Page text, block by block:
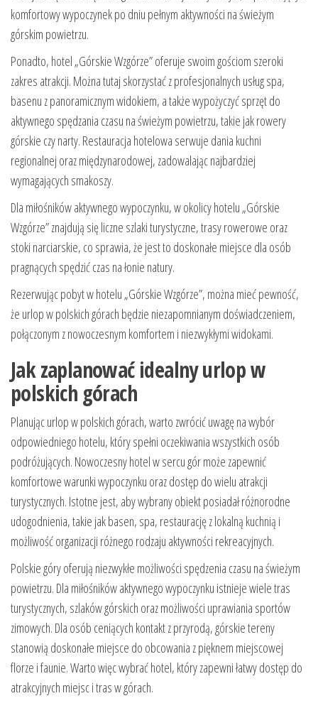
komfortowy wypoczynek po dniu pełnym aktywności na świeżym
górskim powietrzu.
Ponadto, hotel „Górskie Wzgórze” oferuje swoim gościom szeroki
zakres atrakcji. Można tutaj skorzystać z profesjonalnych usług spa,
basenu z panoramicznym widokiem, a także wypożyczyć sprzęt do
aktywnego spędzania czasu na świeżym powietrzu, takie jak rowery
górskie czy narty. Restauracja hotelowa serwuje dania kuchni
regionalnej oraz międzynarodowej, zadowalając najbardziej
wymagających smakoszy.
Dla miłośników aktywnego wypoczynku, w okolicy hotelu „Górskie
Wzgórze” znajdują się liczne szlaki turystyczne, trasy rowerowe oraz
stoki narciarskie, co sprawia, że jest to doskonałe miejsce dla osób
pragnących spędzić czas na łonie natury.
Rezerwując pobyt w hotelu „Górskie Wzgórze”, można mieć pewność,
że urlop w polskich górach będzie niezapomnianym doświadczeniem,
połączonym z nowoczesnym komfortem i niezwykłymi widokami.
Jak zaplanować idealny urlop w
polskich górach
Planując urlop w polskich górach, warto zwrócić uwagę na wybór
odpowiedniego hotelu, który spełni oczekiwania wszystkich osób
podróżujących. Nowoczesny hotel w sercu gór może zapewnić
komfortowe warunki wypoczynku oraz dostęp do wielu atrakcji
turystycznych. Istotne jest, aby wybrany obiekt posiadał różnorodne
udogodnienia, takie jak basen, spa, restaurację z lokalną kuchnią i
możliwość organizacji różnego rodzaju aktywności rekreacyjnych.
Polskie góry oferują niezwykłe możliwości spędzenia czasu na świeżym
powietrzu. Dla miłośników aktywnego wypoczynku istnieje wiele tras
turystycznych, szlaków górskich oraz możliwości uprawiania sportów
zimowych. Dla osób ceniących kontakt z przyrodą, górskie tereny
stanowią doskonałe miejsce do obcowania z pięknem miejscowej
florze i faunie. Warto więc wybrać hotel, który zapewni łatwy dostęp do
atrakcyjnych miejsc i tras w górach.